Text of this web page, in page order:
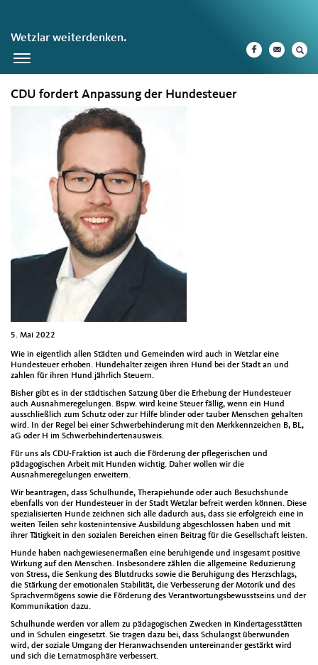
Wetzlar weiterdenken.
Toggle
CDU fordert Anpassung der Hundesteuer
5. Mai 2022
Wie in eigentlich allen Städten und Gemeinden wird auch in Wetzlar eine
Hundesteuer erhoben. Hundehalter zeigen ihren Hund bei der Stadt an und
zahlen für ihren Hund jährlich Steuern.
Bisher gibt es in der städtischen Satzung über die Erhebung der Hundesteuer
auch Ausnahmeregelungen. Bspw. wird keine Steuer fällig, wenn ein Hund
ausschließlich zum Schutz oder zur Hilfe blinder oder tauber Menschen gehalten
wird. In der Regel bei einer Schwerbehinderung mit den Merkkennzeichen B, BL,
aG oder H im Schwerbehindertenausweis.
Für uns als CDU-Fraktion ist auch die Förderung der pflegerischen und
pädagogischen Arbeit mit Hunden wichtig. Daher wollen wir die
Ausnahmeregelungen erweitern.
Wir beantragen, dass Schulhunde, Therapiehunde oder auch Besuchshunde
ebenfalls von der Hundesteuer in der Stadt Wetzlar befreit werden können. Diese
spezialisierten Hunde zeichnen sich alle dadurch aus, dass sie erfolgreich eine in
weiten Teilen sehr kostenintensive Ausbildung abgeschlossen haben und mit
ihrer Tätigkeit in den sozialen Bereichen einen Beitrag für die Gesellschaft leisten.
Hunde haben nachgewiesenermaßen eine beruhigende und insgesamt positive
Wirkung auf den Menschen. Insbesondere zählen die allgemeine Reduzierung
von Stress, die Senkung des Blutdrucks sowie die Beruhigung des Herzschlags,
die Stärkung der emotionalen Stabilität, die Verbesserung der Motorik und des
Sprachvermögens sowie die Förderung des Verantwortungsbewusstseins und der
Kommunikation dazu.
Schulhunde werden vor allem zu pädagogischen Zwecken in Kindertagesstätten
und in Schulen eingesetzt. Sie tragen dazu bei, dass Schulangst überwunden
wird, der soziale Umgang der Heranwachsenden untereinander gestärkt wird
und sich die Lernatmosphäre verbessert.